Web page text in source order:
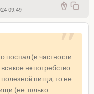
09:49
поспал (в частности
непотребство
пищи, то не
(не только